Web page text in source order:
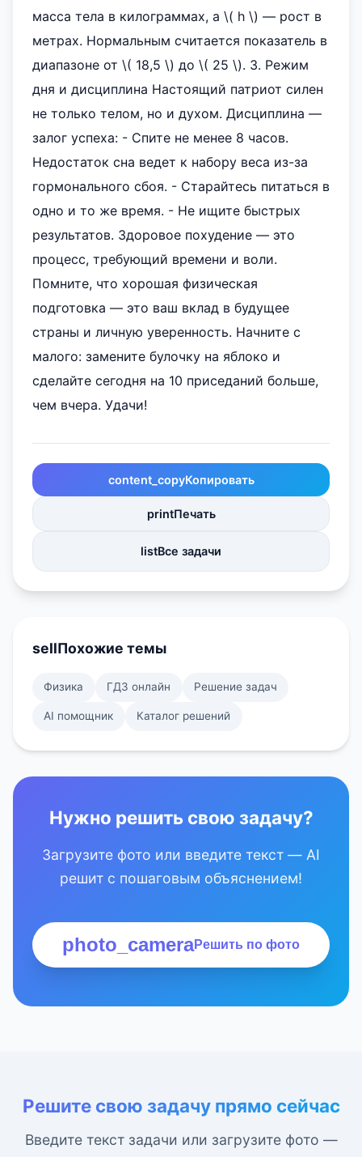
масса тела в килограммах, а \( h \) — рост в
метрах. Нормальным считается показатель в
диапазоне от \( 18,5 \) до \( 25 \). 3. Режим
дня и дисциплина Настоящий патриот силен
не только телом, но и духом. Дисциплина —
залог успеха: - Спите не менее 8 часов.
Недостаток сна ведет к набору веса из-за
гормонального сбоя. - Старайтесь питаться в
одно и то же время. - Не ищите быстрых
результатов. Здоровое похудение — это
процесс, требующий времени и воли.
Помните, что хорошая физическая
подготовка — это ваш вклад в будущее
страны и личную уверенность. Начните с
малого: замените булочку на яблоко и
сделайте сегодня на 10 приседаний больше,
чем вчера. Удачи!
content_copyКопировать
printПечать
listВсе задачи
sellПохожие темы
Физика ГДЗ онлайн Решение задач
AI помощник Каталог решений
Нужно решить свою задачу?
Загрузите фото или введите текст — AI
решит с пошаговым объяснением!
photo_cameraРешить по фото
Решите свою задачу прямо сейчас
Введите текст задачи или загрузите фото —